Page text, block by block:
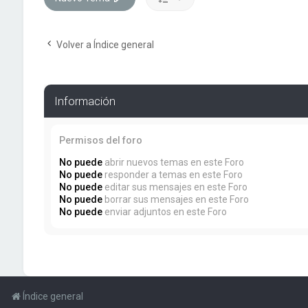
Volver a Índice general
Información
Permisos del foro
No puedeabrir nuevos temas en este Foro
No puederesponder a temas en este Foro
No puedeeditar sus mensajes en este Foro
No puedeborrar sus mensajes en este Foro
No puedeenviar adjuntos en este Foro
Índice general